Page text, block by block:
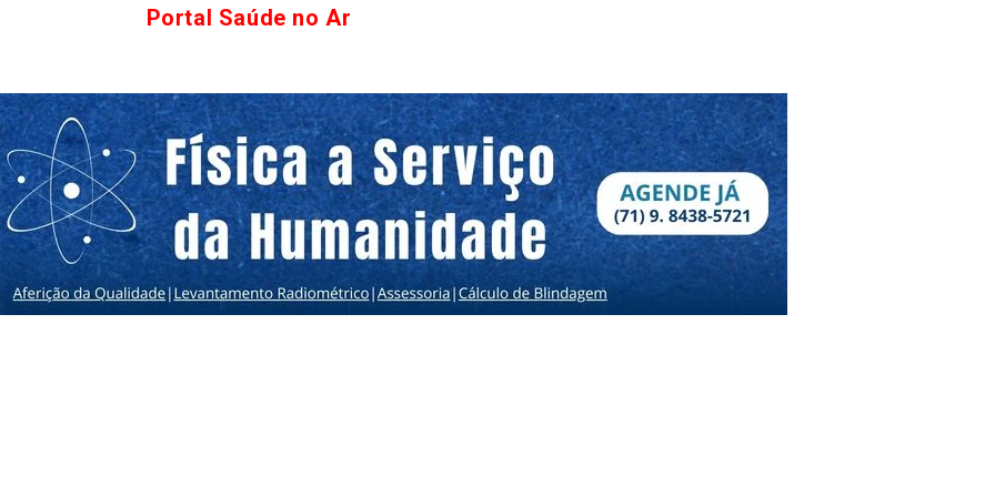
Portal Saúde no Ar